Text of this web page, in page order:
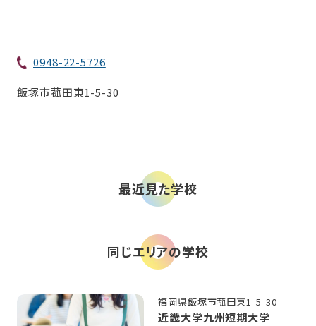
0948-22-5726
飯塚市菰田東1-5-30
最近見た学校
同じエリアの学校
福岡県飯塚市菰田東1-5-30
近畿大学九州短期大学